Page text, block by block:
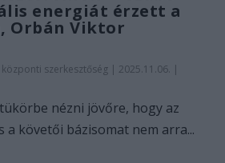
energiát érzett a
Orbán Viktor
szerkesztőség | 2025.11.06. |
nézni jövőre, hogy az
a követői bázisomat nem arra...